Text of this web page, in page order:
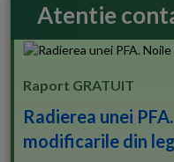
Atentie
Raport GRATUIT
Radierea unei
modificarile din